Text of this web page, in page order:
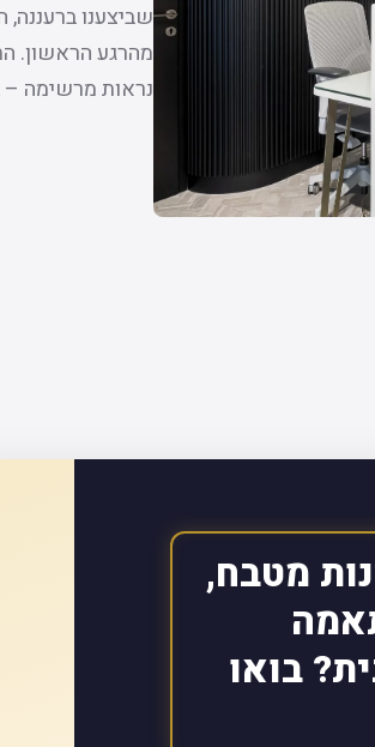
שביצענו ברעננה,
מהרגע הראשון.
נראות מרשימה
מטבח,
בואו